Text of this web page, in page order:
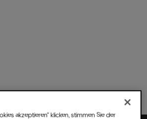
akzeptieren“ klicken, stimmen Sie der